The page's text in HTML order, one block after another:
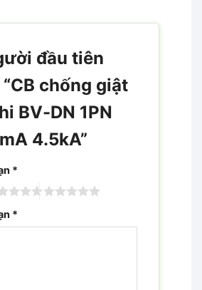
đầu tiên
chống giật
BV-DN 1PN
4.5kA”
*
*